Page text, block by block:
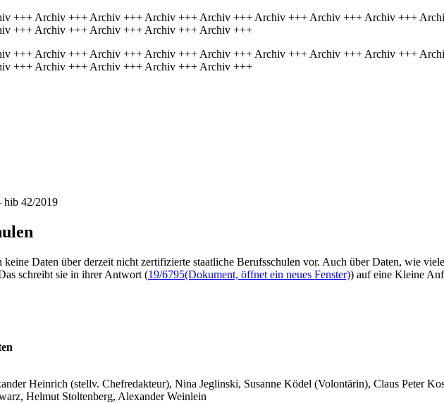
+++ Archiv +++ Archiv +++ Archiv +++ Archiv +++ Archiv +++ Archiv +++ Archiv +++
+++ Archiv +++ Archiv +++ Archiv +++ Archiv +++
+++ Archiv +++ Archiv +++ Archiv +++ Archiv +++ Archiv +++ Archiv +++ Archiv +++
+++ Archiv +++ Archiv +++ Archiv +++ Archiv +++
42/2019
Daten über derzeit nicht zertifizierte staatliche Berufsschulen vor. Auch über Daten, wie
schreibt sie in ihrer Antwort (19/6795(Dokument, öffnet ein neues Fenster)) auf eine Kleine
Heinrich (stellv. Chefredakteur), Nina Jeglinski, Susanne Ködel (Volontärin), Claus Peter
Helmut Stoltenberg, Alexander Weinlein